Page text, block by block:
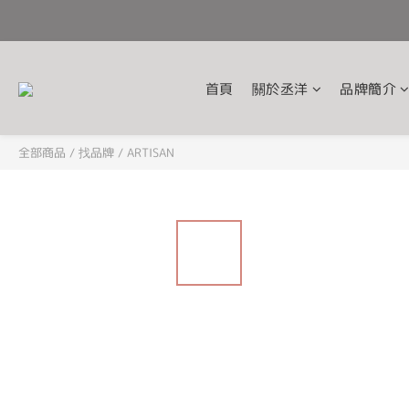
首頁 關於丞洋 品牌簡介
全部商品 / 找品牌 / ARTISAN